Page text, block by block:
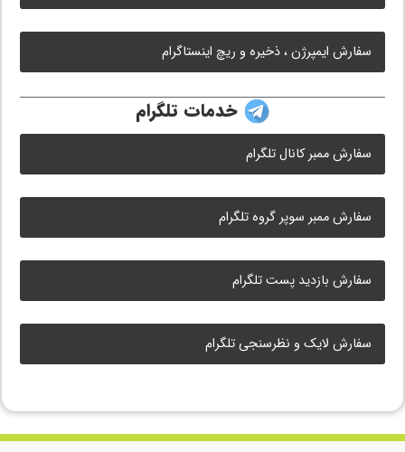
سفارش ایمپرژن ، ذخیره و ریچ اینستاگرام
خدمات تلگرام
سفارش ممبر کانال تلگرام
سفارش ممبر سوپر گروه تلگرام
سفارش بازدید پست تلگرام
سفارش لایک و نظرسنجی تلگرام